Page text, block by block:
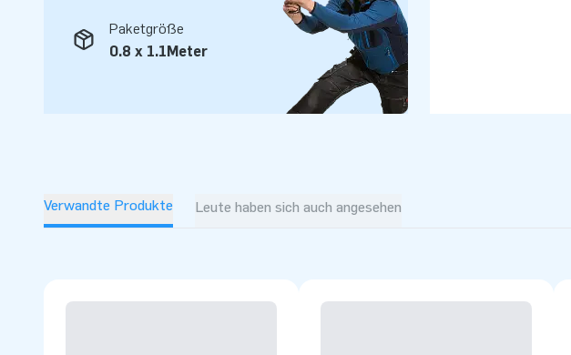
Paketgröße
0.8 x 1.1Meter
Verwandte Produkte Leute haben sich auch angesehen